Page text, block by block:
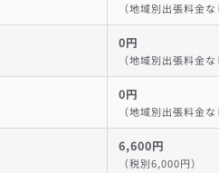
（地域別出張料金
0円
（地域別出張料金
0円
（地域別出張料金
6,600円
（税別6,000円）